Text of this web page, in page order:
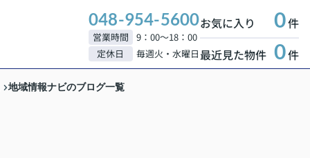
048-954-5600
営業時間
9：00～18：00
定休日
毎週火・水曜日
お気に入り 0件
最近見た物件 0件
地域情報ナビのブログ一覧